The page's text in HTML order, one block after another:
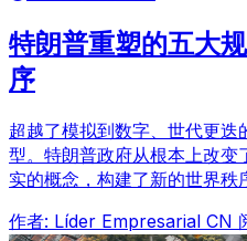
特朗普重塑的五大
序
超越了模拟到数字、世代更
型。特朗普政府从根本上改
实的概念，构建了新的世界秩
读这场变革。
作者: Líder Empresarial CN